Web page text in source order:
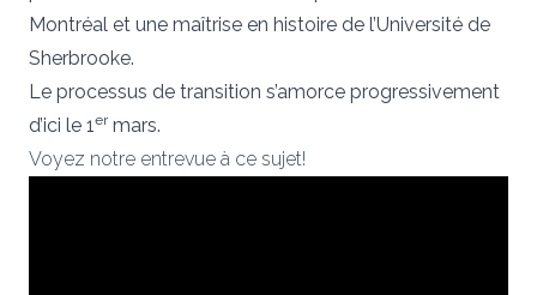
Montréal et une maîtrise en histoire de l’Université de
Sherbrooke.
Le processus de transition s’amorce progressivement
d’ici le 1ermars.
Voyez notre entrevue à ce sujet!